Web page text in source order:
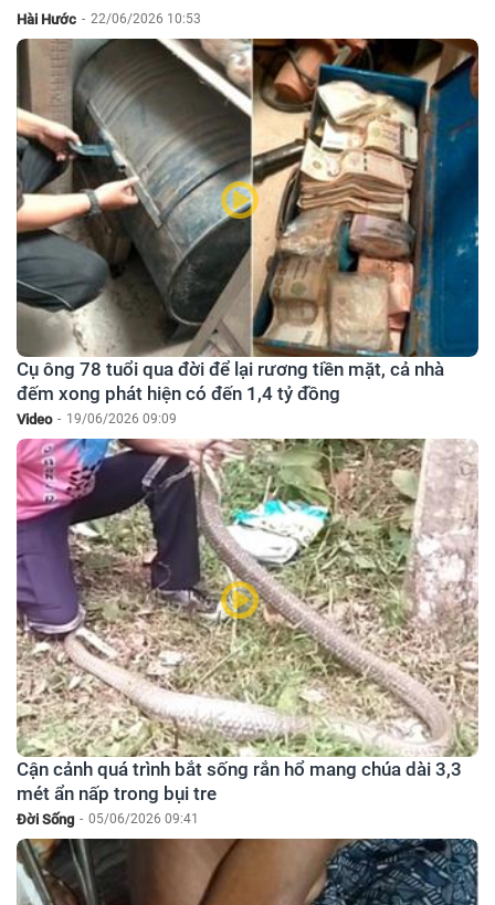
Hài Hước - 22/06/2026 10:53
Cụ ông 78 tuổi qua đời để lại rương tiền mặt, cả nhà
đếm xong phát hiện có đến 1,4 tỷ đồng
Video - 19/06/2026 09:09
Cận cảnh quá trình bắt sống rắn hổ mang chúa dài 3,3
mét ẩn nấp trong bụi tre
Đời Sống - 05/06/2026 09:41